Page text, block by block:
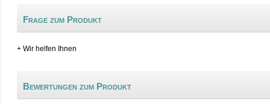
Frage zum Produkt
+ Wir helfen Ihnen
Bewertungen zum Produkt